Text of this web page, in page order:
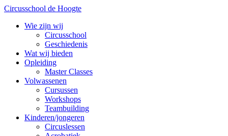
Circusschool de Hoogte
Wie zijn wij
Circusschool
Geschiedenis
Wat wij bieden
Opleiding
Master Classes
Volwassenen
Cursussen
Workshops
Teambuilding
Kinderen/jongeren
Circuslessen